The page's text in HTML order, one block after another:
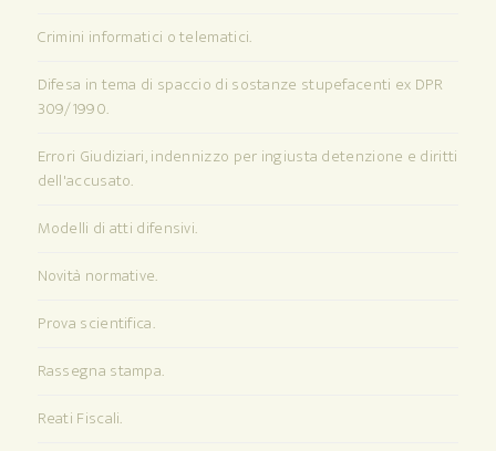
Crimini informatici o telematici.
Difesa in tema di spaccio di sostanze stupefacenti ex DPR
309/1990.
Errori Giudiziari, indennizzo per ingiusta detenzione e diritti
dell'accusato.
Modelli di atti difensivi.
Novità normative.
Prova scientifica.
Rassegna stampa.
Reati Fiscali.